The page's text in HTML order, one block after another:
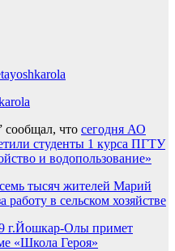
сообщал, что сегодня АО
студенты 1 курса ПГТУ
и водопользование»
тысяч жителей Марий
в сельском хозяйстве
г.Йошкар-Олы примет
«Школа Героя»